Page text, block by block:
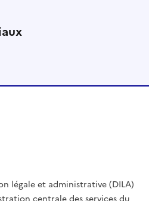
légale et administrative (DILA)